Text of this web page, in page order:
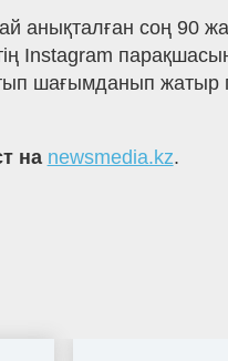
анықталған соң 90
Іnstagram
шағымданып жатыр
на newsmedia.kz.